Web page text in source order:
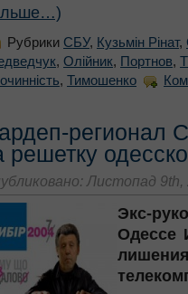
Рубрики CБУ, Кузьмін Рінат,
, Олійник, Портнов,
, Тимошенко
регионал
решетку
Листопад 9th,
Экс-
Одессе